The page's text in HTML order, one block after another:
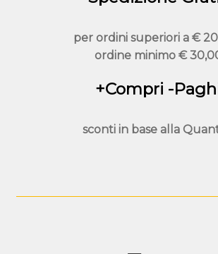
per ordini superiori a €
ordine minimo€
+Compri -
sconti in base alla